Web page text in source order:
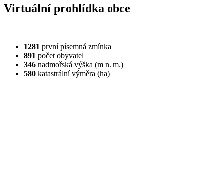
Virtuální prohlídka obce
1281 první písemná zmínka
891 počet obyvatel
346 nadmořská výška (m n. m.)
580 katastrální výměra (ha)